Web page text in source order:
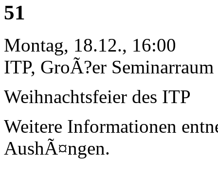
51
Montag, 18.12., 16:00
ITP, GroÃ?er Seminarraum
Weihnachtsfeier des ITP
Weitere Informationen
AushÃ¤ngen.